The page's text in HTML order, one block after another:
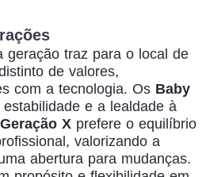
geração traz para o local de
de valores,
com a tecnologia. Os Baby
e a lealdade à
Geração X prefere o equilíbrio
valorizando a
abertura para mudanças.